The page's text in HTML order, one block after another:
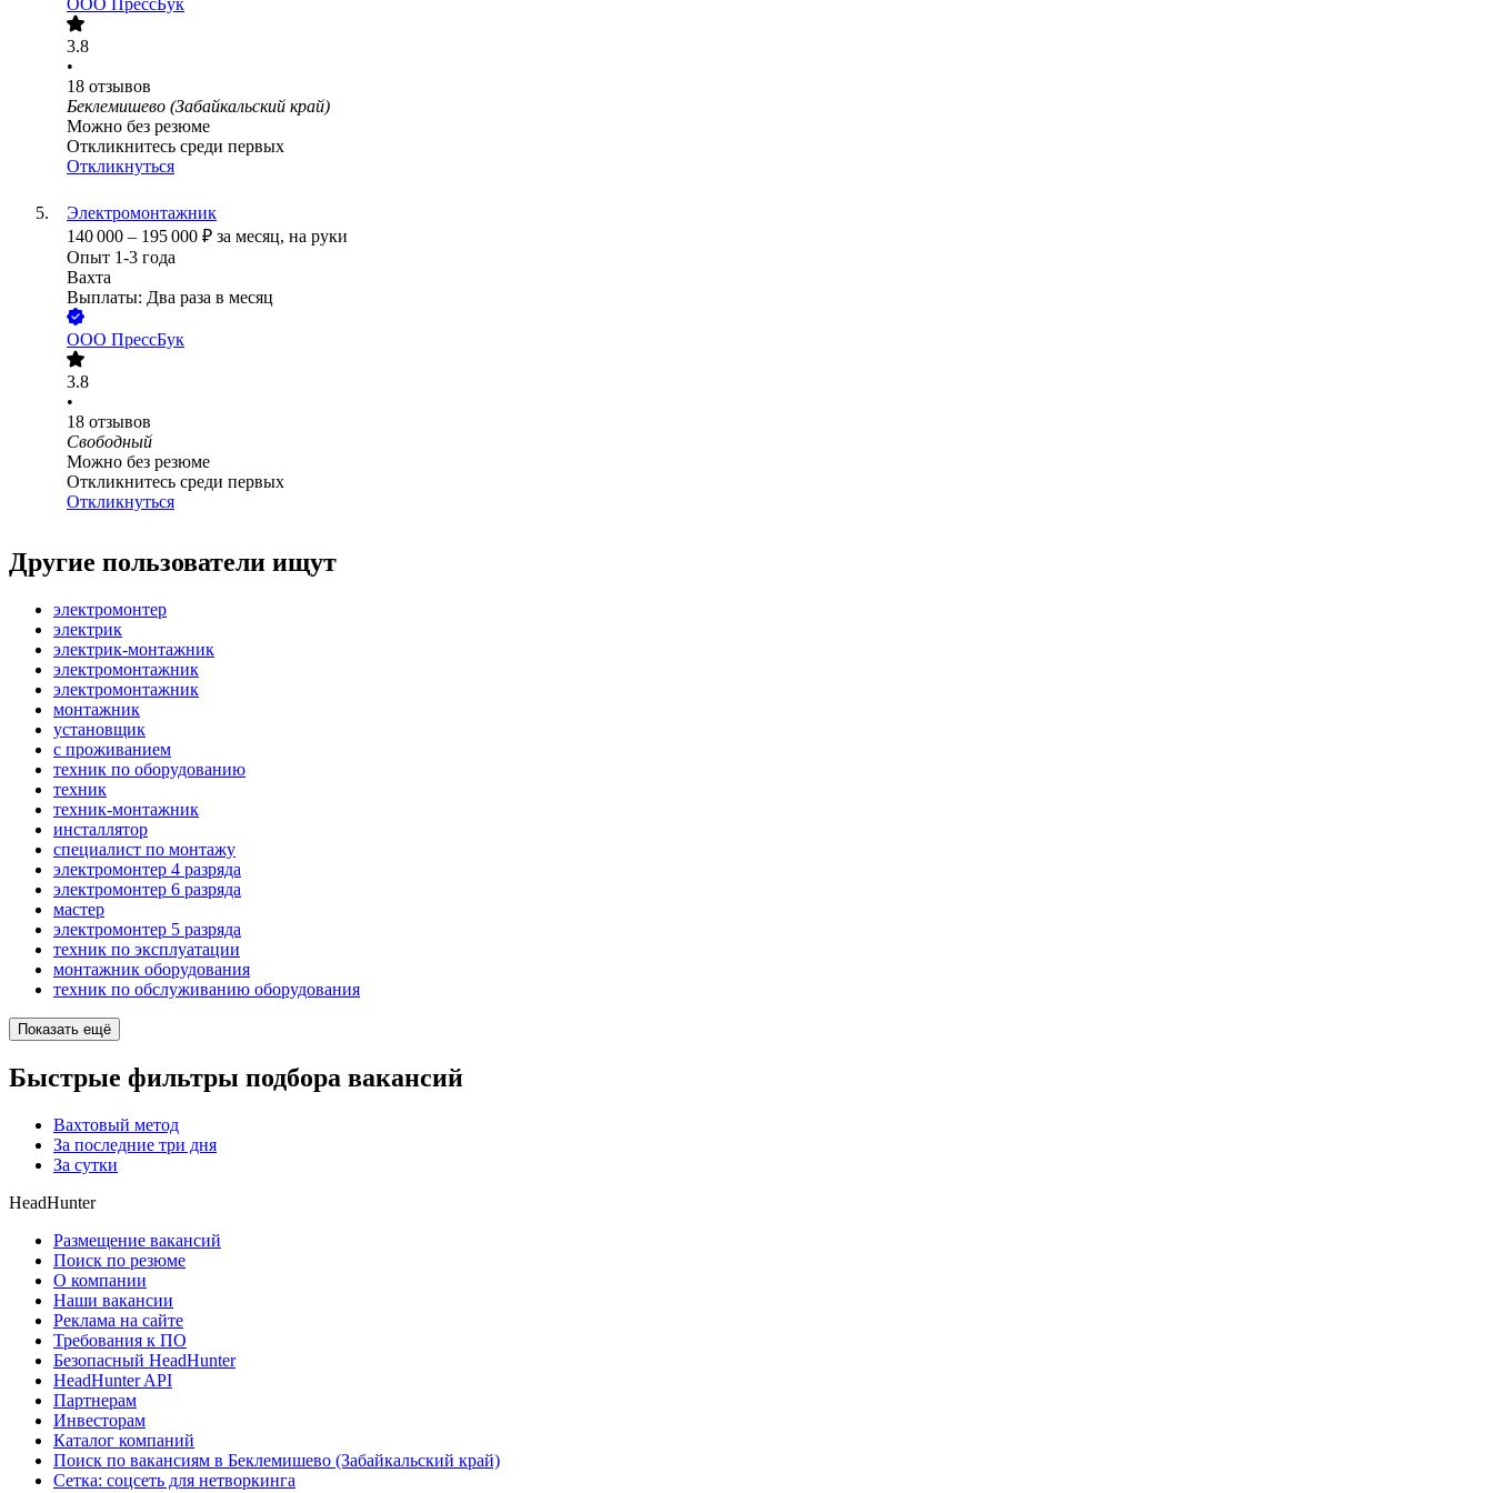
ООО ПрессБук
3.8
•
18 отзывов
Беклемишево (Забайкальский край)
Можно без резюме
Откликнитесь среди первых
Откликнуться
Электромонтажник
140 000 – 195 000 ₽ за месяц, на руки
Опыт 1-3 года
Вахта
Выплаты: Два раза в месяц
ООО ПрессБук
3.8
•
18 отзывов
Свободный
Можно без резюме
Откликнитесь среди первых
Откликнуться
Другие пользователи ищут
электромонтер
электрик
электрик-монтажник
электромонтажник
электромонтажник
монтажник
установщик
с проживанием
техник по оборудованию
техник
техник-монтажник
инсталлятор
специалист по монтажу
электромонтер 4 разряда
электромонтер 6 разряда
мастер
электромонтер 5 разряда
техник по эксплуатации
монтажник оборудования
техник по обслуживанию оборудования
Показать ещё
Быстрые фильтры подбора вакансий
Вахтовый метод
За последние три дня
За сутки
HeadHunter
Размещение вакансий
Поиск по резюме
О компании
Наши вакансии
Реклама на сайте
Требования к ПО
Безопасный HeadHunter
HeadHunter API
Партнерам
Инвесторам
Каталог компаний
Поиск по вакансиям в Беклемишево (Забайкальский край)
Сетка: соцсеть для нетворкинга